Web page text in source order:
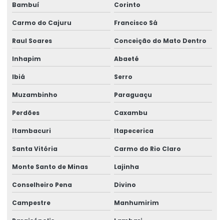
Perícia de incapacidade laborativa
Perícia de incapacidade ocupacional
Perícia indireta de insalubridade
Perícia de insalubridade
Perícia insalubridade local de trabalho
Perícia de insalubridade e periculosidade
Perícia judicial e assistência técnica
Perícia judicial de saúde ocupacional
Perícia médica
Bambuí Corinto
Carmo do Cajuru Francisco Sá
Raul Soares Conceição do Mato Dentro
Inhapim Abaeté
Ibiá Serro
Muzambinho Paraguaçu
Perdões Caxambu
Itambacuri Itapecerica
Santa Vitória Carmo do Rio Claro
Monte Santo de Minas Lajinha
Conselheiro Pena Divino
Campestre Manhumirim